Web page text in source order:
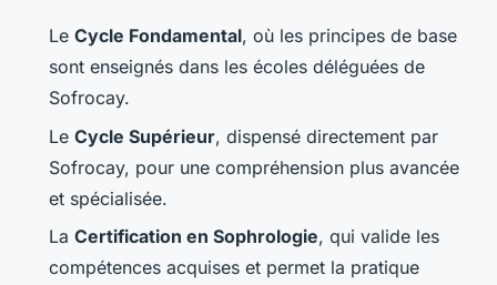
Le Cycle Fondamental, où les principes de base
sont enseignés dans les écoles déléguées de
Sofrocay.
Le Cycle Supérieur, dispensé directement par
Sofrocay, pour une compréhension plus avancée
et spécialisée.
La Certification en Sophrologie, qui valide les
compétences acquises et permet la pratique